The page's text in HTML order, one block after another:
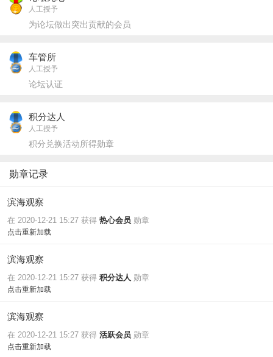
人工授予
为论坛做出突出贡献的会员
车管所
人工授予
论坛认证
积分达人
人工授予
积分兑换活动所得勋章
勋章记录
滨海观察
在 2020-12-21 15:27 获得 热心会员 勋章
点击重新加载
滨海观察
在 2020-12-21 15:27 获得 积分达人 勋章
点击重新加载
滨海观察
在 2020-12-21 15:27 获得 活跃会员 勋章
点击重新加载